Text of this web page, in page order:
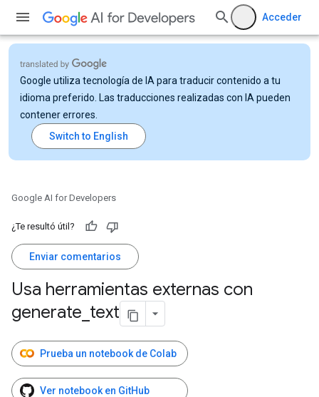
Acceder
Google utiliza tecnología de IA para traducir contenido a tu
idioma preferido. Las traducciones realizadas con IA pueden
contener errores.
Google AI for Developers
¿Te resultó útil?
Enviar comentarios
Usa herramientas externas con
generate text
Prueba un notebook de Colab
Ver notebook en GitHub